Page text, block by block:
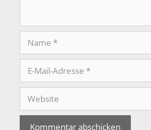
Mail-
Adresse
Website